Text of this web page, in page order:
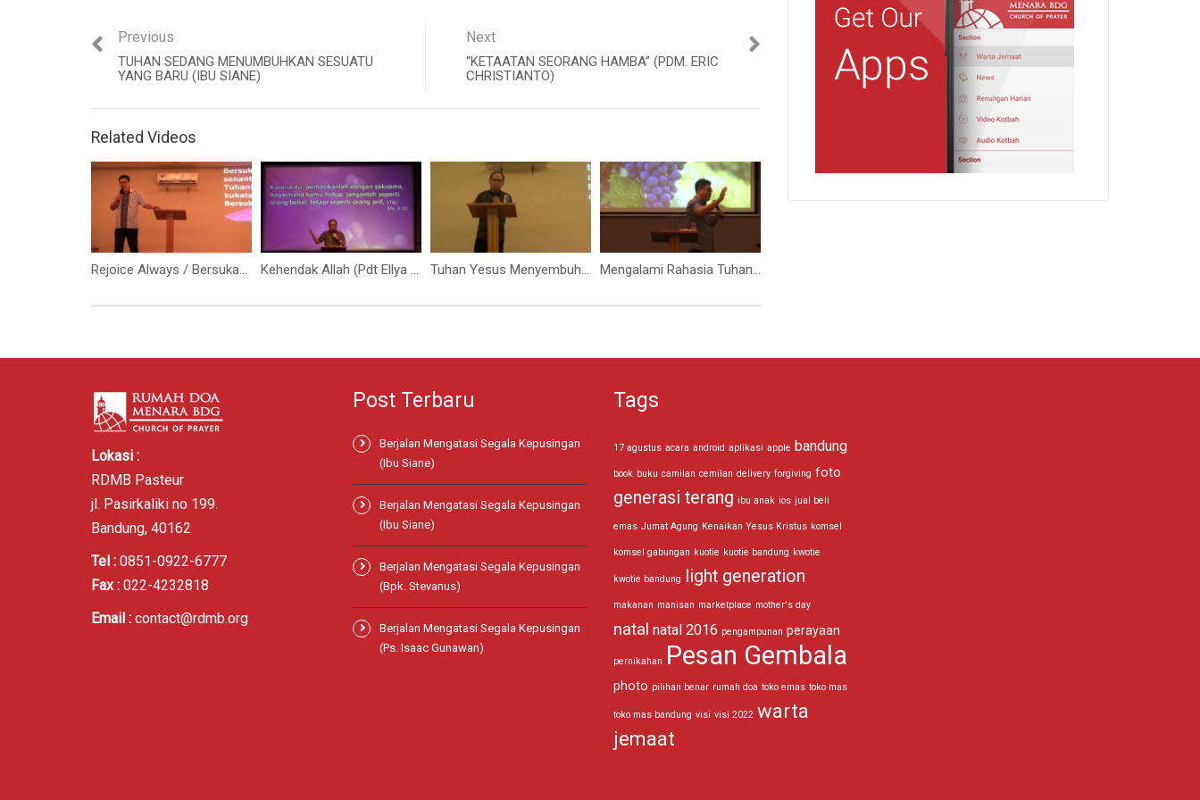
Previous
TUHAN SEDANG MENUMBUHKAN SESUATU
YANG BARU (IBU SIANE)
Next
“KETAATAN SEORANG HAMBA” (PDM. ERIC
CHRISTIANTO)
Related Videos
Lokasi :
RDMB Pasteur
jl. Pasirkaliki no 199.
Bandung, 40162
Tel : 0851-0922-6777
Fax : 022-4232818
Email : contact@rdmb.org
Post Terbaru
Berjalan Mengatasi Segala Kepusingan
(Ibu Siane)
Berjalan Mengatasi Segala Kepusingan
(Ibu Siane)
Berjalan Mengatasi Segala Kepusingan
(Bpk. Stevanus)
Berjalan Mengatasi Segala Kepusingan
(Ps. Isaac Gunawan)
Tags
17 agustus acara android aplikasi apple bandung
book buku camilan cemilan delivery forgiving foto
generasi terang ibu anak ios jual beli
emas Jumat Agung Kenaikan Yesus Kristus komsel
komsel gabungan kuotie kuotie bandung kwotie
kwotie bandung light generation
makanan manisan marketplace mother's day
natal natal 2016 pengampunan perayaan
pernikahan Pesan Gembala
photo pilihan benar rumah doa toko emas toko mas
toko mas bandung visi visi 2022 warta
jemaat